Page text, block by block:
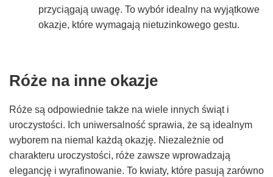
przyciągają uwagę. To wybór idealny na wyjątkowe
okazje, które wymagają nietuzinkowego gestu.
Róże na inne okazje
Róże są odpowiednie także na wiele innych świąt i
uroczystości. Ich uniwersalność sprawia, że są idealnym
wyborem na niemal każdą okazję. Niezależnie od
charakteru uroczystości, róże zawsze wprowadzają
elegancję i wyrafinowanie. To kwiaty, które pasują zarówno